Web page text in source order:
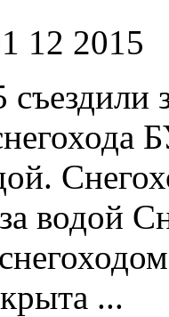
12 2015
водой
...